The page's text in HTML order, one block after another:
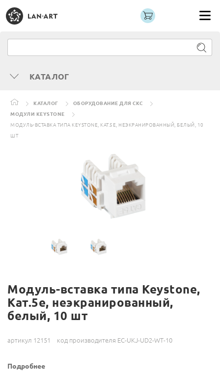
КАТАЛОГ
КАТАЛОГ
ОБОРУДОВАНИЕ ДЛЯ СКС
МОДУЛИ KEYSTONE
МОДУЛЬ-ВСТАВКА ТИПА KEYSTONE, КАТ.5E, НЕЭКРАНИРОВАННЫЙ, БЕЛЫЙ, 10
ШТ
Модуль-вставка типа Keystone,
Кат.5e, неэкранированный,
белый, 10 шт
артикул 12151 код производителя EC-UKJ-UD2-WT-10
Подробнее